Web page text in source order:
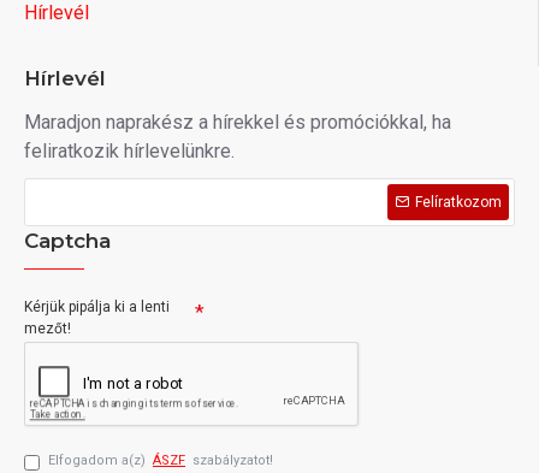
Hírlevél
Hírlevél
Maradjon naprakész a hírekkel és promóciókkal, ha
feliratkozik hírlevelünkre.
Felíratkozom
Captcha
Kérjük pipálja ki a lenti
mezőt!
Elfogadom a(z) ÁSZF szabályzatot!